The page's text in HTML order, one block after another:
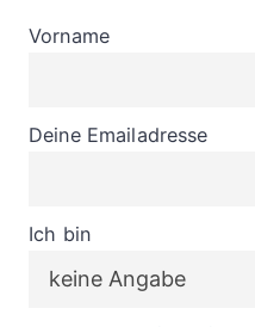
Vorname
Deine Emailadresse
Ich bin